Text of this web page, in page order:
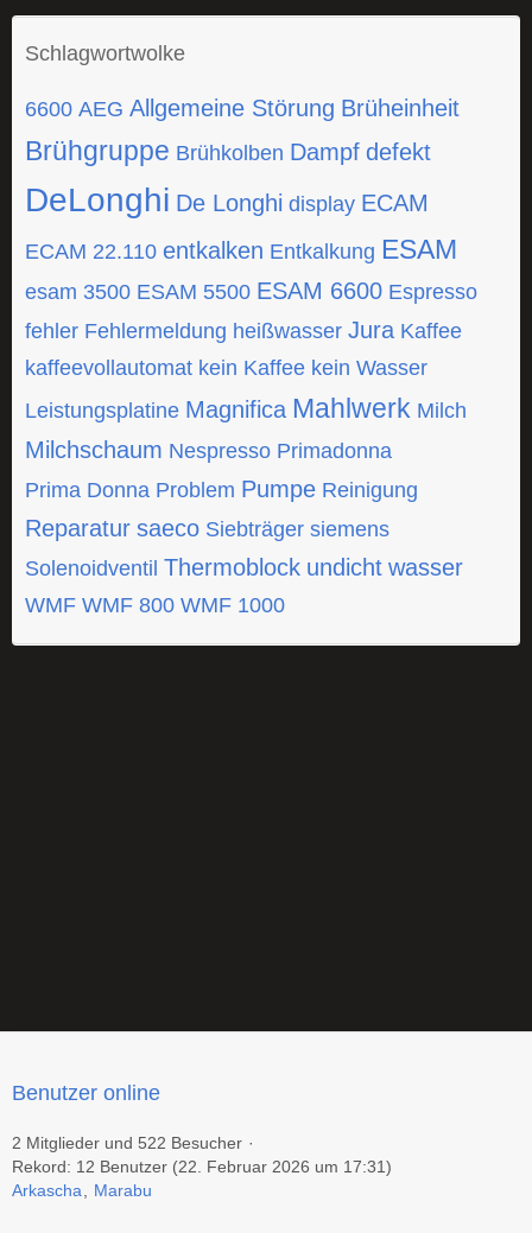
Schlagwortwolke
6600 AEG Allgemeine Störung Brüheinheit
Brühgruppe Brühkolben Dampf defekt
DeLonghi De Longhi display ECAM
ECAM 22.110 entkalken Entkalkung ESAM
esam 3500 ESAM 5500 ESAM 6600 Espresso
fehler Fehlermeldung heißwasser Jura Kaffee
kaffeevollautomat kein Kaffee kein Wasser
Leistungsplatine Magnifica Mahlwerk Milch
Milchschaum Nespresso Primadonna
Prima Donna Problem Pumpe Reinigung
Reparatur saeco Siebträger siemens
Solenoidventil Thermoblock undicht wasser
WMF WMF 800 WMF 1000
Benutzer online
2 Mitglieder und 522 Besucher
Rekord: 12 Benutzer (22. Februar 2026 um 17:31)
Arkascha
Marabu